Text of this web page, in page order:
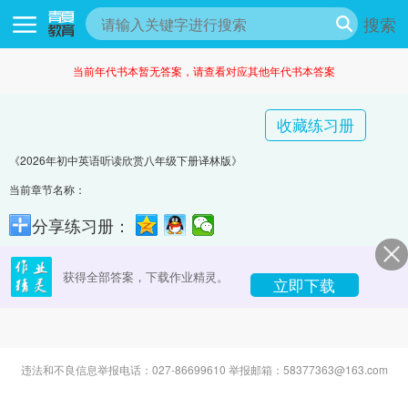
搜索
当前年代书本暂无答案，请查看对应其他年代书本答案
收藏练习册
《2026年初中英语听读欣赏八年级下册译林版》
当前章节名称：
分享练习册：
获得全部答案，下载作业精灵。 立即下载
违法和不良信息举报电话：027-86699610 举报邮箱：58377363@163.com